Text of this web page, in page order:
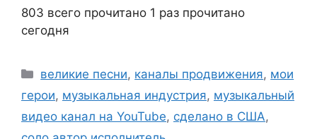
803 всего прочитано 1 раз прочитано
сегодня
Рубрики
великие песни, каналы продвижения, мои
герои, музыкальная индустрия, музыкальный
видео канал на YouTube, сделано в США,